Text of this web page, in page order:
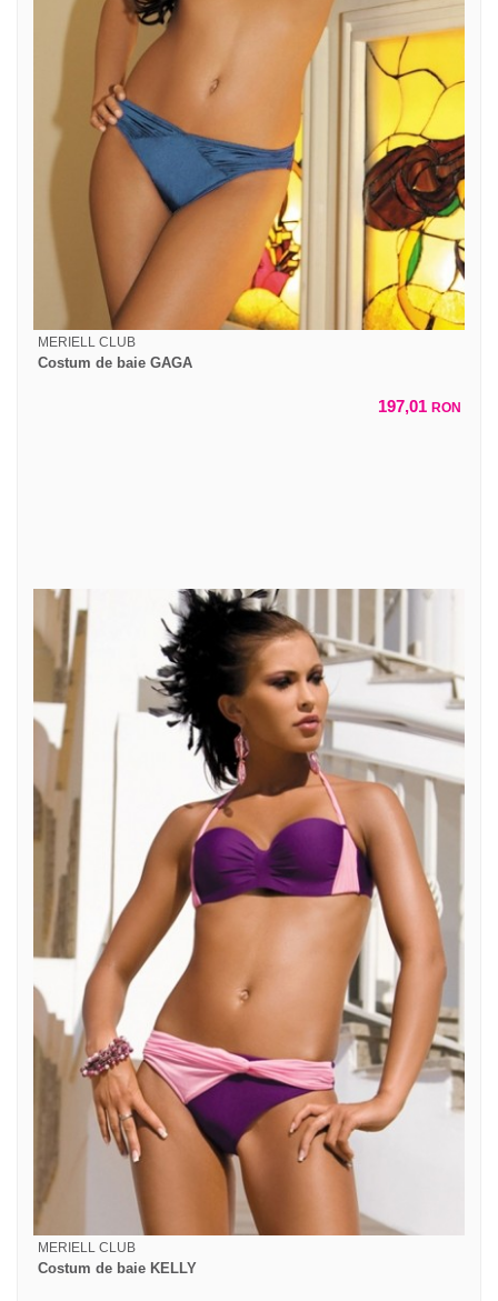
MERIELL CLUB
Costum de baie GAGA
197,01 RON
MERIELL CLUB
Costum de baie KELLY